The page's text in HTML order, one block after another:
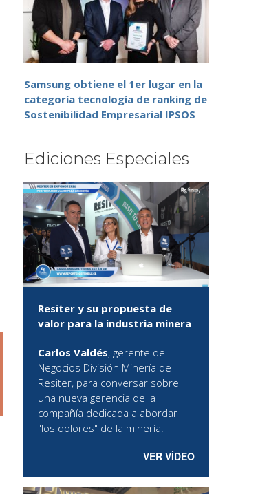
Samsung obtiene el 1er lugar en la
categoría tecnología de ranking de
Sostenibilidad Empresarial IPSOS
Ediciones Especiales
Resiter y su propuesta de
valor para la industria minera
Carlos Valdés, gerente de
Negocios División Minería de
Resiter, para conversar sobre
una nueva gerencia de la
compañía dedicada a abordar
"los dolores" de la minería.
VER VÍDEO